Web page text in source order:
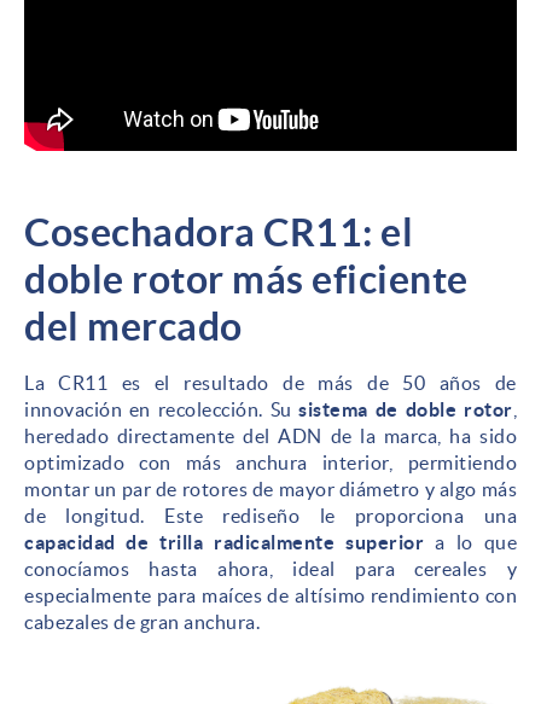
Cosechadora CR11: el
doble rotor más eficiente
del mercado
La CR11 es el resultado de más de 50 años de
innovación en recolección. Susistema de doble rotor
heredado directamente del ADN de la marca, ha sido
optimizado con más anchura interior, permitiendo
montar un par de rotores de mayor diámetro y algo más
de longitud. Este rediseño le proporciona una
capacidad de trilla radicalmente superior a lo que
conocíamos hasta ahora, ideal para cereales y
especialmente para maíces de altísimo rendimiento con
cabezales de gran anchura.